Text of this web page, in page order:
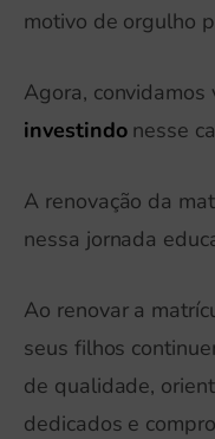
motivo de orgulho
Agora, convidamos
investindonesse
A renovação da
nessa jornada
Ao renovar a
seus filhos
de qualidade,
dedicados e